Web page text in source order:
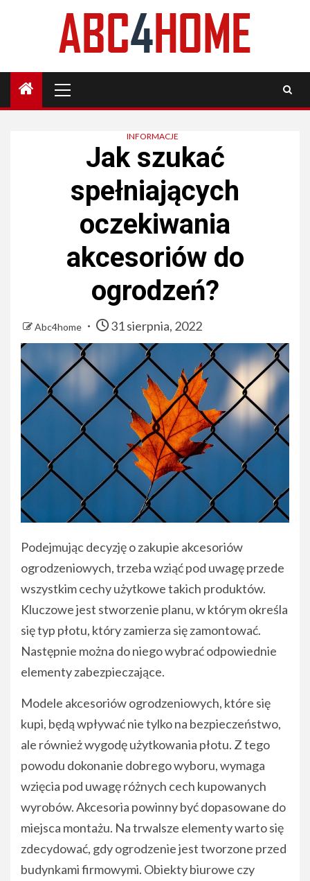
Menu
INFORMACJE
Jak szukać
spełniających
oczekiwania
akcesoriów do
ogrodzeń?
Abc4home 31 sierpnia, 2022
Podejmując decyzję o zakupie akcesoriów
ogrodzeniowych, trzeba wziąć pod uwagę przede
wszystkim cechy użytkowe takich produktów.
Kluczowe jest stworzenie planu, w którym określa
się typ płotu, który zamierza się zamontować.
Następnie można do niego wybrać odpowiednie
elementy zabezpieczające.
Modele akcesoriów ogrodzeniowych, które się
kupi, będą wpływać nie tylko na bezpieczeństwo,
ale również wygodę użytkowania płotu. Z tego
powodu dokonanie dobrego wyboru, wymaga
wzięcia pod uwagę różnych cech kupowanych
wyrobów. Akcesoria powinny być dopasowane do
miejsca montażu. Na trwalsze elementy warto się
zdecydować, gdy ogrodzenie jest tworzone przed
budynkami firmowymi. Obiekty biurowe czy